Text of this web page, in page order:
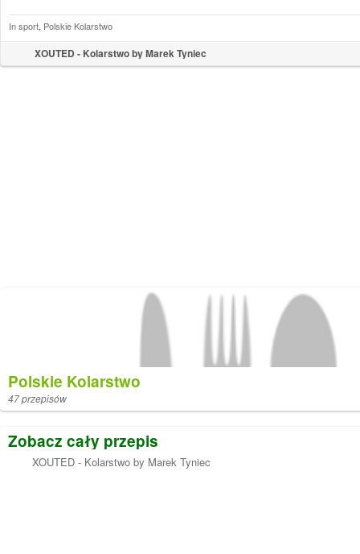
XOUTED - Kolarstwo by Marek Tyniec
In sport, Polskie Kolarstwo
Polskie Kolarstwo
47 przepisów
Zobacz cały przepis
XOUTED - Kolarstwo by Marek Tyniec